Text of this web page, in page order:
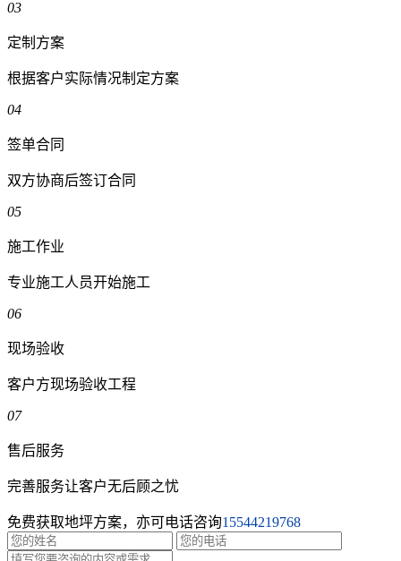
03
定制方案
根据客户实际情况制定方案
04
签单合同
双方协商后签订合同
05
施工作业
专业施工人员开始施工
06
现场验收
客户方现场验收工程
07
售后服务
完善服务让客户无后顾之忧
免费获取地坪方案，亦可电话咨询15544219768